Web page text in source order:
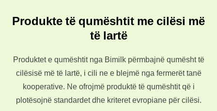
Produkte të qumështit me cilësi më
të lartë
Produktet e qumështit nga Bimilk përmbajnë qumësht të
cilësisë më të lartë, i cili ne e blejmë nga fermerët tanë
kooperative. Ne ofrojmë produktë të qumështit që i
plotësojnë standardet dhe kriteret evropiane për cilësi.